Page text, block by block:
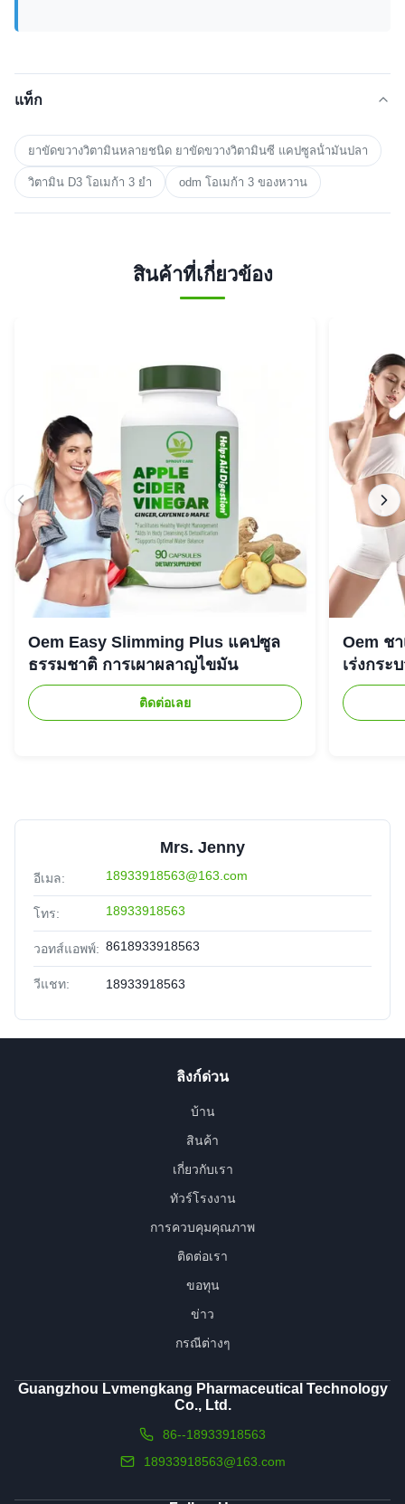
แท็ก
ยาขัดขวางวิตามินหลายชนิด ยาขัดขวางวิตามินซี แคปซูลน้ํามันปลา
วิตามิน D3 โอเมก้า 3 ยํา odm โอเมก้า 3 ของหวาน
สินค้าที่เกี่ยวข้อง
Oem Easy Slimming Plus แคปซูล
ธรรมชาติ การเผาผลาญไขมัน
ติดต่อเลย
Oem ช
เร่งกระ
Mrs. Jenny
อีเมล: 18933918563@163.com
โทร: 18933918563
วอทส์แอพพ์: 8618933918563
วีแชท: 18933918563
ลิงก์ด่วน
บ้าน
สินค้า
เกี่ยวกับเรา
ทัวร์โรงงาน
การควบคุมคุณภาพ
ติดต่อเรา
ขอทุน
ข่าว
กรณีต่างๆ
Guangzhou Lvmengkang Pharmaceutical Technology
Co., Ltd.
86--18933918563
18933918563@163.com